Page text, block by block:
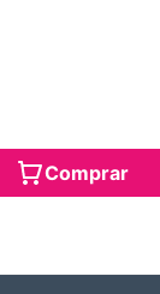
Comprar